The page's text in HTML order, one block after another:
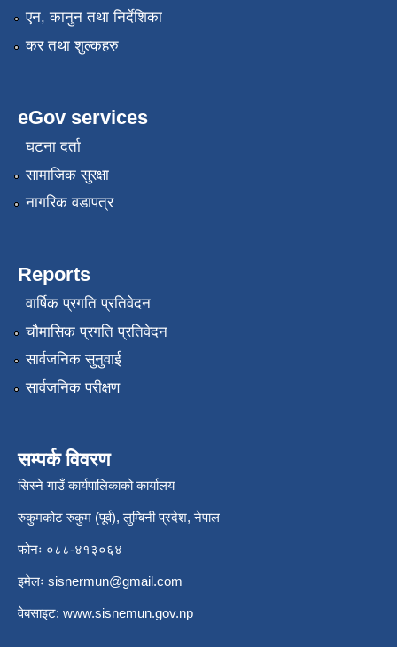
एन, कानुन तथा निर्देशिका
कर तथा शुल्कहरु
eGov services
घटना दर्ता
सामाजिक सुरक्षा
नागरिक वडापत्र
Reports
वार्षिक प्रगति प्रतिवेदन
चौमासिक प्रगति प्रतिवेदन
सार्वजनिक सुनुवाई
सार्वजनिक परीक्षण
सम्पर्क विवरण
सिस्ने गाउँ कार्यपालिकाको कार्यालय
रुकुमकोट रुकुम (पूर्व), लुम्बिनी प्रदेश, नेपाल
फोनः ०८८-४१३०६४
इमेलः sisnermun@gmail.com
वेबसाइट: www.sisnemun.gov.np